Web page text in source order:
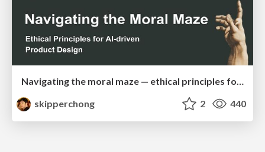
skipperchong
2 440